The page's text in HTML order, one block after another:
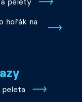
hořák na